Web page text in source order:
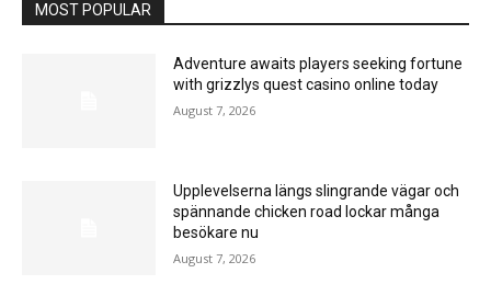
MOST POPULAR
Adventure awaits players seeking fortune
with grizzlys quest casino online today
August 7, 2026
Upplevelserna längs slingrande vägar och
spännande chicken road lockar många
besökare nu
August 7, 2026